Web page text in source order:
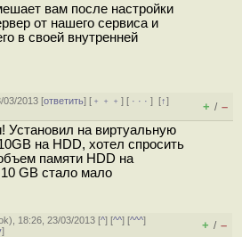
вам после настройки
от нашего сервиса и
в своей внутренней
03/2013 [ответить] [ ﹢﹢﹢] [ · · ·][↑]
+ / –
Установил на виртуальную
на HDD, хотел спросить
памяти HDD на
GB стало мало
), 18:26, 23/03/2013 [^] [^^] [^^^]
] + / –